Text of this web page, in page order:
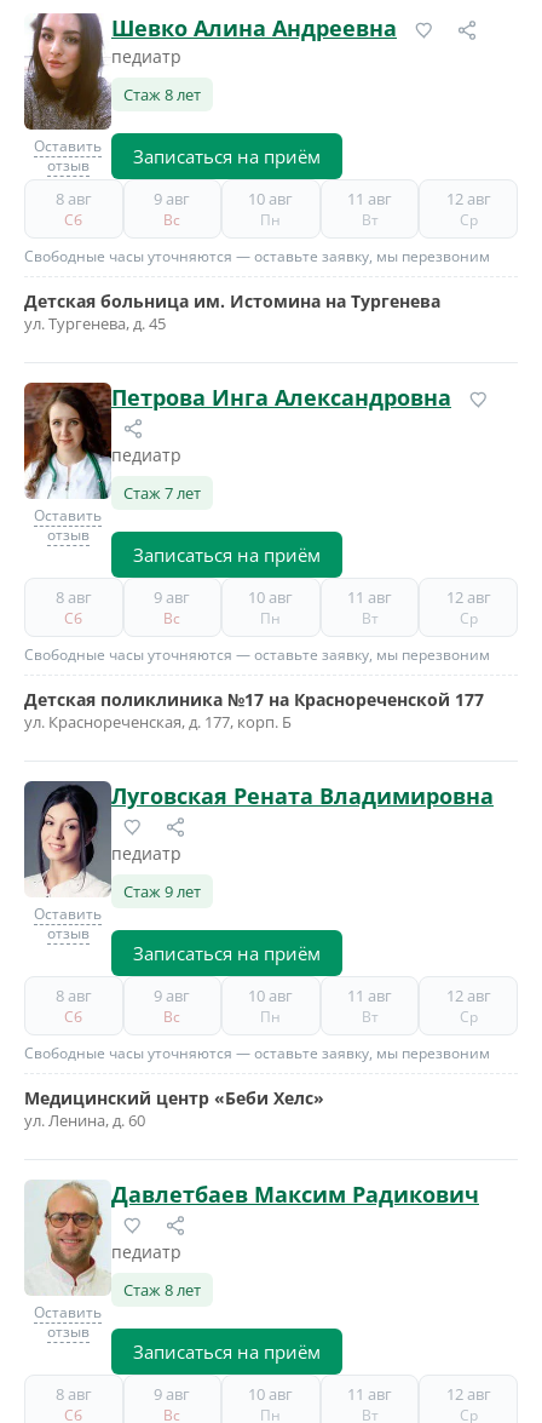
Оставить
отзыв
Шевко Алина Андреевна
педиатр
Стаж 8 лет
Записаться на приём
8 авг
Сб
9 авг
Вс
10 авг
Пн
11 авг
Вт
12 авг
Ср
Свободные часы уточняются — оставьте заявку, мы перезвоним
Детская больница им. Истомина на Тургенева
ул. Тургенева, д. 45
Оставить
отзыв
Петрова Инга Александровна
педиатр
Стаж 7 лет
Записаться на приём
8 авг
Сб
9 авг
Вс
10 авг
Пн
11 авг
Вт
12 авг
Ср
Свободные часы уточняются — оставьте заявку, мы перезвоним
Детская поликлиника №17 на Краснореченской 177
ул. Краснореченская, д. 177, корп. Б
Оставить
отзыв
Луговская Рената Владимировна
педиатр
Стаж 9 лет
Записаться на приём
8 авг
Сб
9 авг
Вс
10 авг
Пн
11 авг
Вт
12 авг
Ср
Свободные часы уточняются — оставьте заявку, мы перезвоним
Медицинский центр «Беби Хелс»
ул. Ленина, д. 60
Оставить
отзыв
Давлетбаев Максим Радикович
педиатр
Стаж 8 лет
Записаться на приём
8 авг
Сб
9 авг
Вс
10 авг
Пн
11 авг
Вт
12 авг
Ср